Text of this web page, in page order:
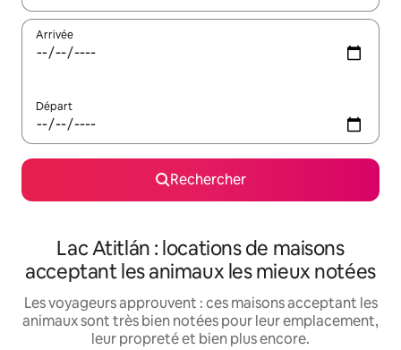
Arrivée
Départ
Rechercher
Lac Atitlán : locations de maisons
acceptant les animaux les mieux notées
Les voyageurs approuvent : ces maisons acceptant les
animaux sont très bien notées pour leur emplacement,
leur propreté et bien plus encore.